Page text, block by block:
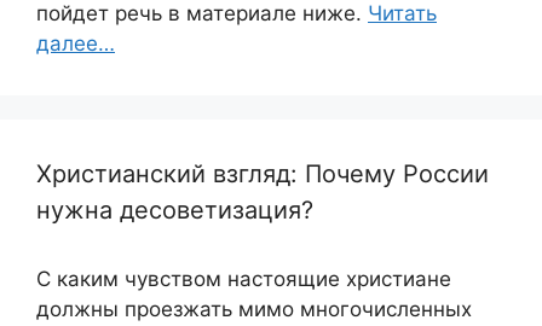
пойдет речь в материале ниже. Читать
далее…
Христианский взгляд: Почему России
нужна десоветизация?
С каким чувством настоящие христиане
должны проезжать мимо многочисленных